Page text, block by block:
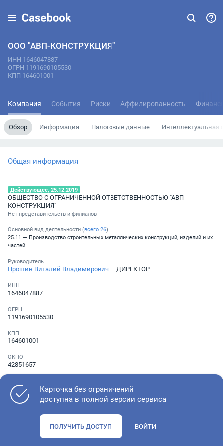
ООО "АВП-КОНСТРУКЦИЯ"
ИНН 1646047887
ОГРН 1191690105530
КПП 164601001
Компания События Риски Аффилированность
Обзор Информация Налоговые данные Интеллектуальная
Общая информация
Действующее, 25.12.2019
ОБЩЕСТВО С ОГРАНИЧЕННОЙ ОТВЕТСТВЕННОСТЬЮ "АВП-
КОНСТРУКЦИЯ"
Нет представительств и филиалов
Основной вид деятельности (всего 26)
25.11 — Производство строительных металлических конструкций, изделий и их
частей
Руководитель
Прошин Виталий Владимирович — ДИРЕКТОР
ИНН
1646047887
ОГРН
1191690105530
КПП
164601001
ОКПО
42851657
Не указан
Как оценить состояние компании
Карточка без ограничений
доступна в полной версии сервиса
ПОЛУЧИТЬ ДОСТУП ВОЙТИ